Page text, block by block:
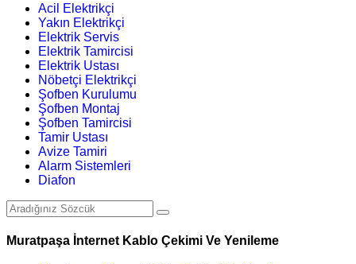
Acil Elektrikçi
Yakın Elektrikçi
Elektrik Servis
Elektrik Tamircisi
Elektrik Ustası
Nöbetçi Elektrikçi
Şofben Kurulumu
Şofben Montaj
Şofben Tamircisi
Tamir Ustası
Avize Tamiri
Alarm Sistemleri
Diafon
Muratpaşa İnternet Kablo Çekimi Ve Yenileme